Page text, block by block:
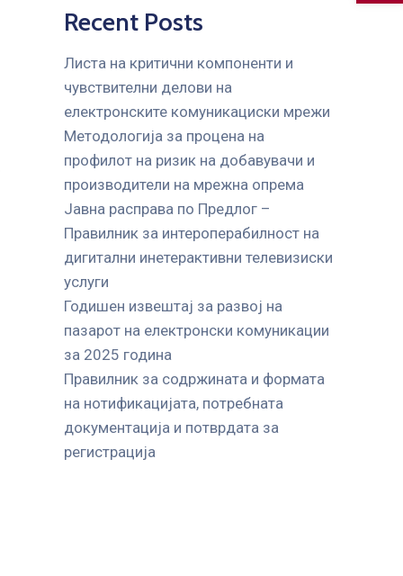
Recent Posts
Листа на критични компоненти и
чувствителни делови на
електронските комуникациски мрежи
Mетодологија за процена на
профилот на ризик на добавувачи и
производители на мрежна опрема
Јавна расправа по Предлог –
Правилник за интероперабилност на
дигитални инетерактивни телевизиски
услуги
Годишен извештај за развој на
пазарот на електронски комуникации
за 2025 година
Правилник за содржината и формата
на нотификацијата, потребната
документација и потврдата за
регистрација